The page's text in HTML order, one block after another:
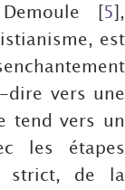
[5],
est
dire vers une
tend vers un
les étapes
strict, de la